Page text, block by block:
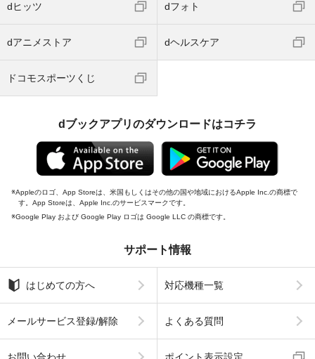
dヒッツ dフォト
dアニメストア dヘルスケア
ドコモスポーツくじ
dブックアプリのダウンロードはコチラ
Appleのロゴ、App Storeは、米国もしくはその他の国や地域におけるApple Inc.の商標で
す。App Storeは、Apple Inc.のサービスマークです。
Google Play および Google Play ロゴは Google LLC の商標です。
サポート情報
はじめての方へ 対応機種一覧
メールサービス登録/解除 よくある質問